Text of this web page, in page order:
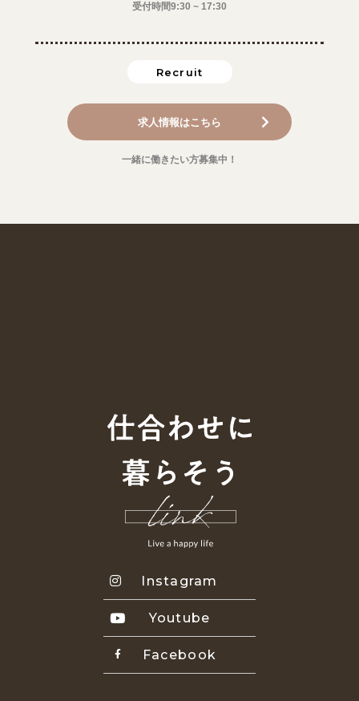
受付時間9:30 ~ 17:30
Recruit
求人情報はこちら
一緒に働きたい方募集中！
Instagram
Youtube
Facebook